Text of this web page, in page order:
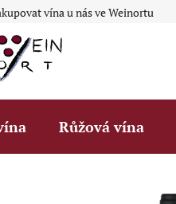
vína u nás ve Weinortu
Růžová vína